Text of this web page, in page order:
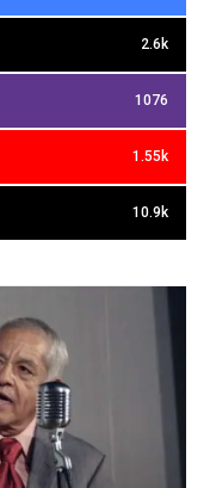
2.6k
1076
1.55k
10.9k